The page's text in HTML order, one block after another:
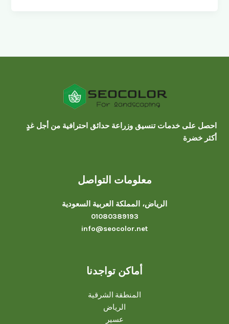
احصل على خدمات تنسيق وزراعة حدائق احترافية من أجل غدٍ
أكثر خضرة
معلومات التواصل
الرياض، المملكة العربية السعودية
01080389193
info@seocolor.net
أماكن تواجدنا
المنطقة الشرقية
الرياض
عسير